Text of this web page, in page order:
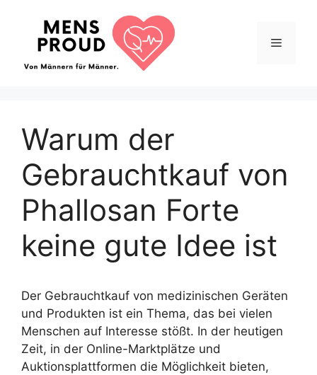
springen
Menü
Warum der
Gebrauchtkauf von
Phallosan Forte
keine gute Idee ist
Der Gebrauchtkauf von medizinischen Geräten
und Produkten ist ein Thema, das bei vielen
Menschen auf Interesse stößt. In der heutigen
Zeit, in der Online-Marktplätze und
Auktionsplattformen die Möglichkeit bieten,